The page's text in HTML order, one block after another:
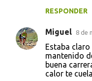
RESPONDER
Miguel 8 de
Estaba
mantenido
buena
calor te